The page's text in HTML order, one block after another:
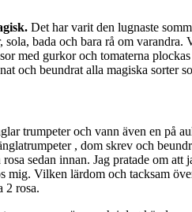
Det har varit den lugnaste
sola, bada och bara rå om
med gurkor och tomaterna
och beundrat alla magiska sorter
trumpeter och vann även en på
, dom skrev och
rosa sedan innan. Jag pratade om
mig. Vilken lärdom och tacksam
2 rosa.